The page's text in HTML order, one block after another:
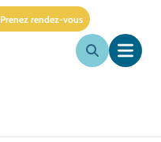
Prenez rendez-vous